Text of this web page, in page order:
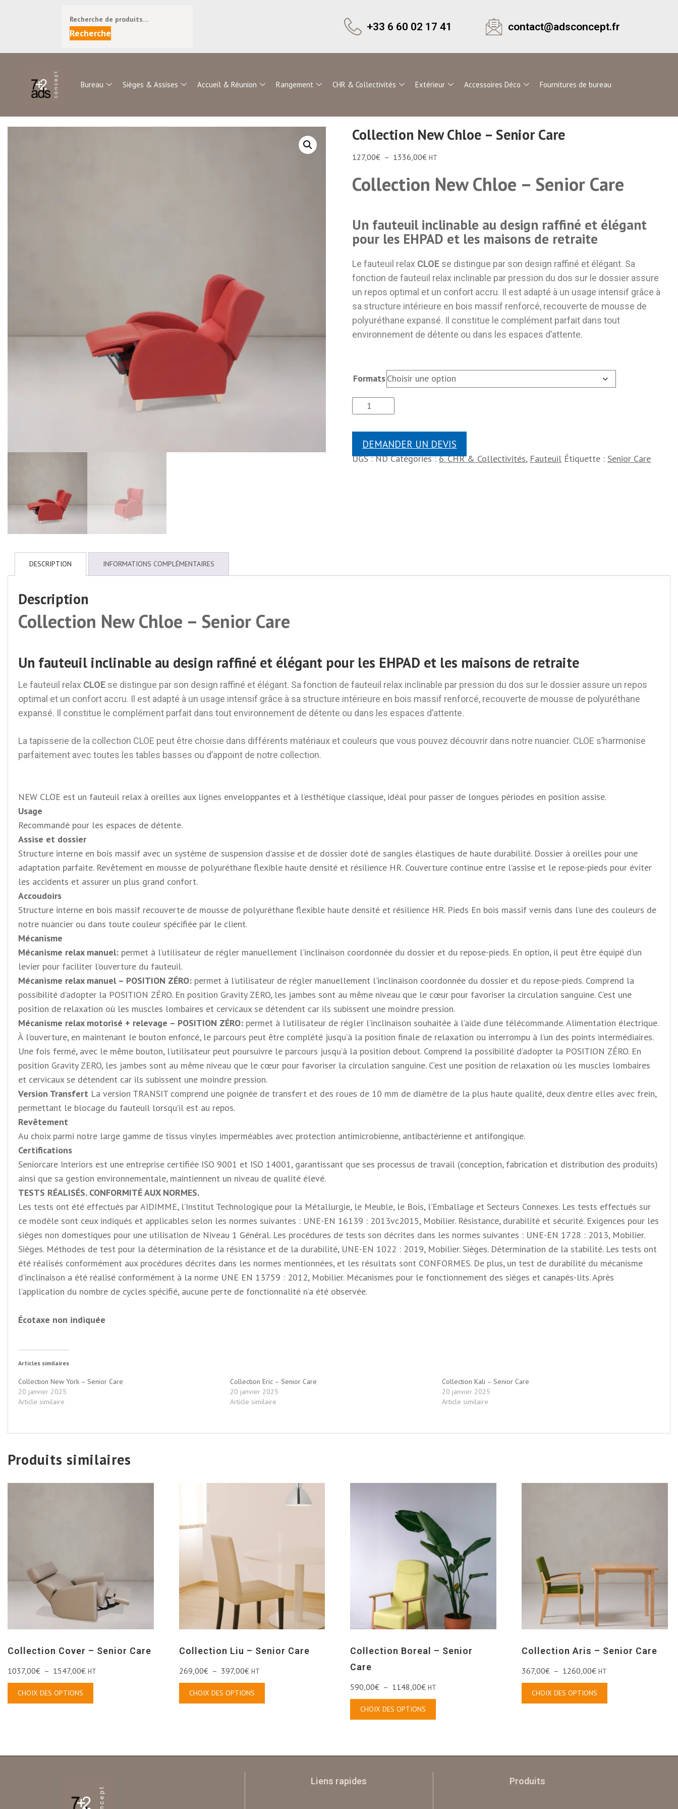
Recherche
+33 6 60 02 17 41 contact@adsconcept.fr
Bureau Sièges & Assises Accueil & Réunion Rangement CHR & Collectivités Extérieur Accessoires Déco Fournitures de bureau
Collection New Chloe – Senior Care
127,00€ – 1336,00€ HT
Collection New Chloe – Senior Care
Un fauteuil inclinable au design raffiné et élégant
pour les EHPAD et les maisons de retraite
Le fauteuil relax CLOE se distingue par son design raffiné et élégant. Sa
fonction de fauteuil relax inclinable par pression du dos sur le dossier assure
un repos optimal et un confort accru. Il est adapté à un usage intensif grâce à
sa structure intérieure en bois massif renforcé, recouverte de mousse de
polyuréthane expansé. Il constitue le complément parfait dans tout
environnement de détente ou dans les espaces d’attente.
Formats
DEMANDER UN DEVIS
UGS :ND Catégories :6. CHR & Collectivités, Fauteuil Étiquette : Senior Care
DESCRIPTION INFORMATIONS COMPLÉMENTAIRES
Description
Collection New Chloe – Senior Care
Un fauteuil inclinable au design raffiné et élégant pour les EHPAD et les maisons de retraite
Le fauteuil relax CLOE se distingue par son design raffiné et élégant. Sa fonction de fauteuil relax inclinable par pression du dos sur le dossier assure un repos
optimal et un confort accru. Il est adapté à un usage intensif grâce à sa structure intérieure en bois massif renforcé, recouverte de mousse de polyuréthane
expansé. Il constitue le complément parfait dans tout environnement de détente ou dans les espaces d’attente.
La tapisserie de la collection CLOE peut être choisie dans différents matériaux et couleurs que vous pouvez découvrir dans notre nuancier. CLOE s’harmonise
parfaitement avec toutes les tables basses ou d’appoint de notre collection.
NEW CLOE est un fauteuil relax à oreilles aux lignes enveloppantes et à l’esthétique classique, idéal pour passer de longues périodes en position assise.
Usage
Recommandé pour les espaces de détente.
Assise et dossier
Structure interne en bois massif avec un système de suspension d’assise et de dossier doté de sangles élastiques de haute durabilité. Dossier à oreilles pour une
adaptation parfaite. Revêtement en mousse de polyuréthane flexible haute densité et résilience HR. Couverture continue entre l’assise et le repose-pieds pour éviter
les accidents et assurer un plus grand confort.
Accoudoirs
Structure interne en bois massif recouverte de mousse de polyuréthane flexible haute densité et résilience HR. Pieds En bois massif vernis dans l’une des couleurs de
notre nuancier ou dans toute couleur spécifiée par le client.
Mécanisme
Mécanisme relax manuel: permet à l’utilisateur de régler manuellement l’inclinaison coordonnée du dossier et du repose-pieds. En option, il peut être équipé d’un
levier pour faciliter l’ouverture du fauteuil.
Mécanisme relax manuel – POSITION ZÉRO: permet à l’utilisateur de régler manuellement l’inclinaison coordonnée du dossier et du repose-pieds. Comprend la
possibilité d’adopter la POSITION ZÉRO. En position Gravity ZERO, les jambes sont au même niveau que le cœur pour favoriser la circulation sanguine. C’est une
position de relaxation où les muscles lombaires et cervicaux se détendent car ils subissent une moindre pression.
Mécanisme relax motorisé + relevage – POSITION ZÉRO: permet à l’utilisateur de régler l’inclinaison souhaitée à l’aide d’une télécommande. Alimentation électrique.
À l’ouverture, en maintenant le bouton enfoncé, le parcours peut être complété jusqu’à la position finale de relaxation ou interrompu à l’un des points intermédiaires.
Une fois fermé, avec le même bouton, l’utilisateur peut poursuivre le parcours jusqu’à la position debout. Comprend la possibilité d’adopter la POSITION ZÉRO. En
position Gravity ZERO, les jambes sont au même niveau que le cœur pour favoriser la circulation sanguine. C’est une position de relaxation où les muscles lombaires
et cervicaux se détendent car ils subissent une moindre pression.
Version Transfert La version TRANSIT comprend une poignée de transfert et des roues de 10 mm de diamètre de la plus haute qualité, deux d’entre elles avec frein,
permettant le blocage du fauteuil lorsqu’il est au repos.
Revêtement
Au choix parmi notre large gamme de tissus vinyles imperméables avec protection antimicrobienne, antibactérienne et antifongique.
Certifications
Seniorcare Interiors est une entreprise certifiée ISO 9001 et ISO 14001, garantissant que ses processus de travail (conception, fabrication et distribution des produits)
ainsi que sa gestion environnementale, maintiennent un niveau de qualité élevé.
TESTS RÉALISÉS. CONFORMITÉ AUX NORMES.
Les tests ont été effectués par AIDIMME, l’Institut Technologique pour la Métallurgie, le Meuble, le Bois, l’Emballage et Secteurs Connexes. Les tests effectués sur
ce modèle sont ceux indiqués et applicables selon les normes suivantes : UNE-EN 16139 : 2013vc2015, Mobilier. Résistance, durabilité et sécurité. Exigences pour les
sièges non domestiques pour une utilisation de Niveau 1 Général. Les procédures de tests son décrites dans les normes suivantes : UNE-EN 1728 : 2013, Mobilier.
Sièges. Méthodes de test pour la détermination de la résistance et de la durabilité, UNE-EN 1022 : 2019, Mobilier. Sièges. Détermination de la stabilité. Les tests ont
été réalisés conformément aux procédures décrites dans les normes mentionnées, et les résultats sont CONFORMES. De plus, un test de durabilité du mécanisme
d’inclinaison a été réalisé conformément à la norme UNE EN 13759 : 2012, Mobilier. Mécanismes pour le fonctionnement des sièges et canapés-lits. Après
l’application du nombre de cycles spécifié, aucune perte de fonctionnalité n’a été observée.
Écotaxe non indiquée
Articles similaires
Collection New York – Senior Care
20 janvier 2025
Article similaire
Collection Eric – Senior Care
20 janvier 2025
Article similaire
Collection Kali – Senior Care
20 janvier 2025
Article similaire
Produits similaires
Collection Cover – Senior Care
1037,00€ – 1547,00€ HT
CHOIX DES OPTIONS
Collection Liu – Senior Care
269,00€ – 397,00€ HT
CHOIX DES OPTIONS
Collection Boreal – Senior
Care
590,00€ – 1148,00€ HT
CHOIX DES OPTIONS
Collection Aris – Senior Care
367,00€ – 1260,00€ HT
CHOIX DES OPTIONS
Liens rapides Produits